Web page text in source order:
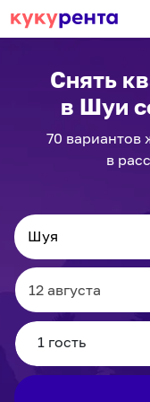
Снять
в Шуи
70 вариантов
в
Navigate
forward
to
interact